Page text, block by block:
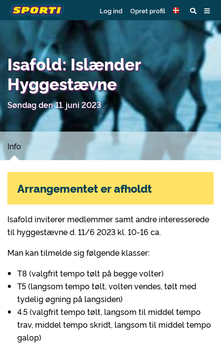
Log ind Opret profil
Isafold: Islænder
Hyggestævne
Søndag den 11. juni 2023
Info
Isafold inviterer medlemmer samt andre interesserede
til hyggestævne d. 11/6 2023 kl. 10-16 ca.
Man kan tilmelde sig følgende klasser:
T8 (valgfrit tempo tølt på begge volter)
T5 (langsom tempo tølt, volten vendes, tølt med
tydelig øgning på langsiden)
4.5 (valgfrit tempo tølt, langsom til middel tempo
trav, middel tempo skridt, langsom til middel tempo
galop)
Arrangementet er afholdt